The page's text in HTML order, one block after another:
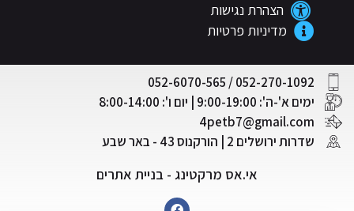
הצהרת נגישות
מדיניות פרטיות
052-270-1092 / 052-6070-565
ימים א'-ה': 9:00-19:00 | יום ו': 8:00-14:00
4petb7@gmail.com
שדרות ירושלים 2 | הורקנוס 43 - באר שבע
אי.אס מרקטינג - בניית אתרים